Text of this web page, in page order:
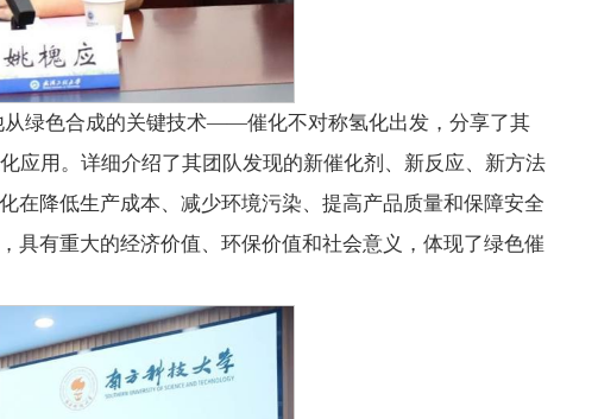
绿色合成的关键技术——催化不对称氢化出发，分享了其
应用。详细介绍了其团队发现的新催化剂、新反应、新方法
在降低生产成本、减少环境污染、提高产品质量和保障安全
具有重大的经济价值、环保价值和社会意义，体现了绿色催